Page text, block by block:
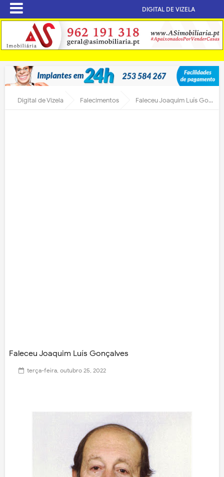
DIGITAL DE VIZELA
Digital de Vizela Falecimentos Faleceu Joaquim Luís Gonçalves
Faleceu Joaquim Luís Gonçalves
terça-feira, outubro 25, 2022